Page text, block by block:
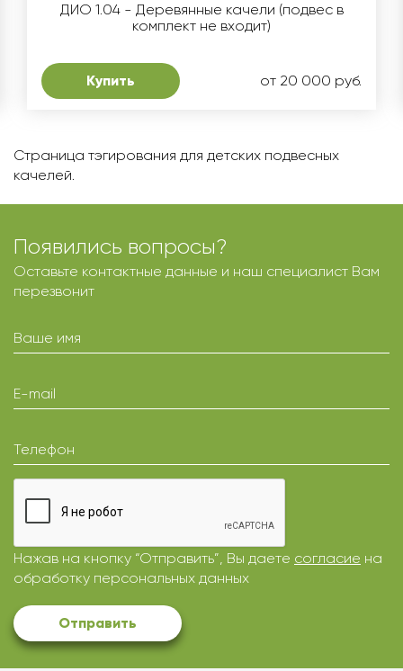
ДИО 1.04 - Деревянные качели (подвес в
комплект не входит)
Купить от 20 000 руб.
Страница тэгирования для детских подвесных
качелей.
Появились вопросы?
Оставьте контактные данные и наш специалист Вам
перезвонит
Ваше имя
E-mail
Телефон
Нажав на кнопку “Отправить”, Вы даете согласие на
обработку персональных данных
Отправить